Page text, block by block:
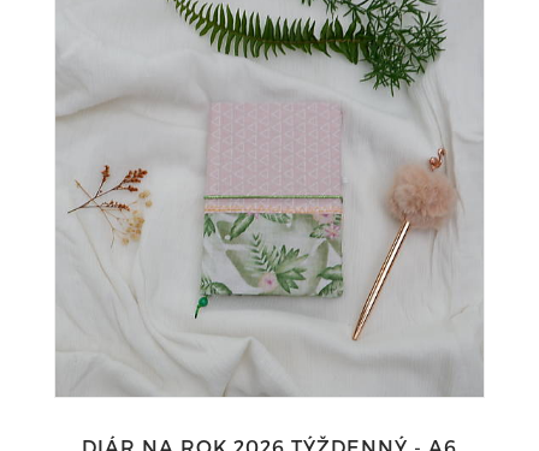
DIÁR NA ROK 2026 TÝŽDENNÝ - A6